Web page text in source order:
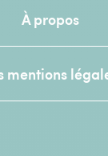
À propos
mentions